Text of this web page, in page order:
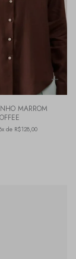
MARROM
de R$128,00